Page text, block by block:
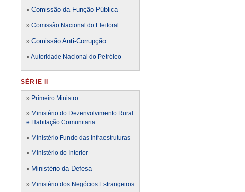
» Comissão da Função Pública
» Comissão Nacional do Eleitoral
» Comissão Anti-Corrupção
» Autoridade Nacional do Petróleo
SÉRIE II
» Primeiro Ministro
» Ministério do Dezenvolvimento Rural
e Habitação Comunitaria
» Ministério Fundo das Infraestruturas
» Ministério do Interior
» Ministério da Defesa
» Ministério dos Negócios Estrangeiros